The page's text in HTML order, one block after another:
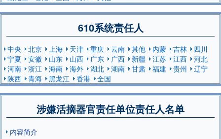
610系统责任人
中央 北京 上海 天津 重庆 云南 其他 内蒙 吉林
四川
宁夏
安徽 山东 山西 广东 广西 新疆 江苏 江西
河北
河南
浙江 海南 海外 湖北 湖南 甘肃 福建 贵州
辽宁
陕西
青海 黑龙江 香港 全国
涉嫌活摘器官责任单位责任人名单
内容简介